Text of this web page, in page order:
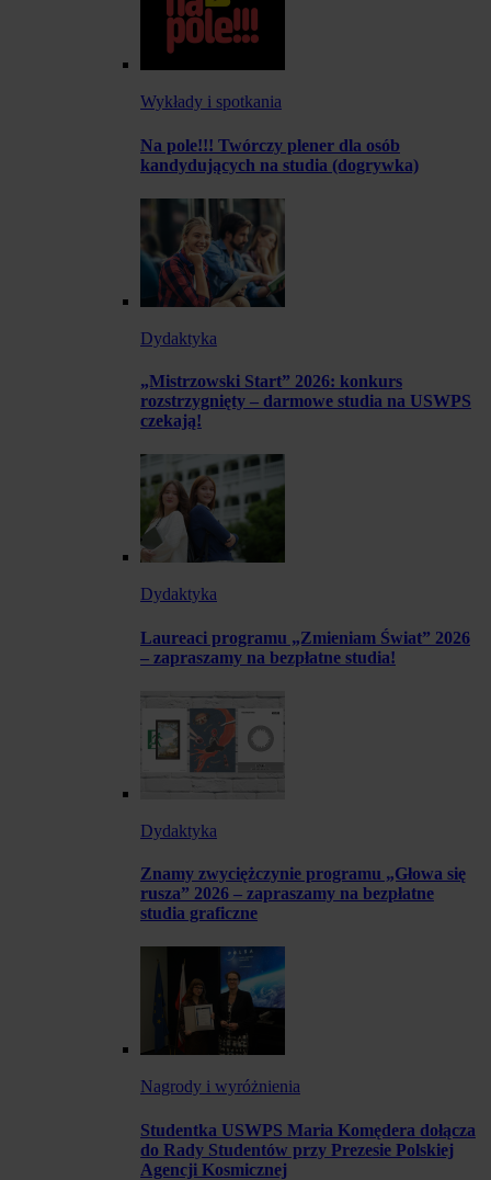
Wykłady i spotkania
Na pole!!! Twórczy plener dla osób
kandydujących na studia (dogrywka)
Dydaktyka
„Mistrzowski Start” 2026: konkurs
rozstrzygnięty – darmowe studia na USWPS
czekają!
Dydaktyka
Laureaci programu „Zmieniam Świat” 2026
– zapraszamy na bezpłatne studia!
Dydaktyka
Znamy zwyciężczynie programu „Głowa się
rusza” 2026 – zapraszamy na bezpłatne
studia graficzne
Nagrody i wyróżnienia
Studentka USWPS Maria Komędera dołącza
do Rady Studentów przy Prezesie Polskiej
Agencji Kosmicznej